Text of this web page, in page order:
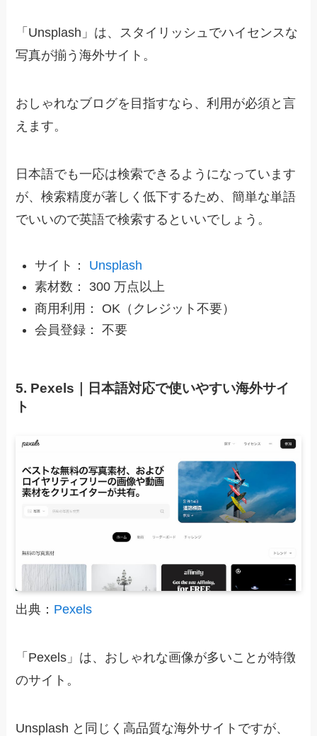
「Unsplash」は、スタイリッシュでハイセンスな
写真が揃う海外サイト。
おしゃれなブログを目指すなら、利用が必須と言
えます。
日本語でも一応は検索できるようになっています
が、検索精度が著しく低下するため、簡単な単語
でいいので英語で検索するといいでしょう。
サイト： Unsplash
素材数： 300 万点以上
商用利用： OK（クレジット不要）
会員登録： 不要
5. Pexels｜日本語対応で使いやすい海外サイ
ト
出典： Pexels
「Pexels」は、おしゃれな画像が多いことが特徴
のサイト。
Unsplash と同じく高品質な海外サイトですが、